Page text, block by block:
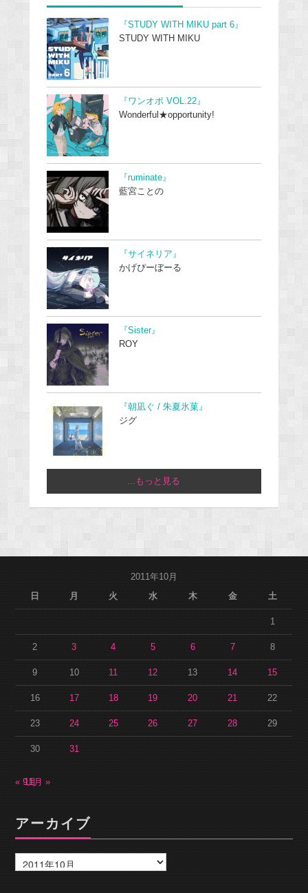
『STUDY WITH MIKU part 6』
STUDY WITH MIKU
『ワンオポ VOL.22』
Wonderful★opportunity!
『ruminate』
藍宮ことの
『サイネリア』
かげぴーぼーる
『Sister』
ROY
『朝凪ぐ / 朱夏氷菓』
ジグ
...もっと見る
2011年10月
日
月 火 水 木 金 土
1
2 3 4 5 6 7 8
9 10 11 12 13 14 15
16 17 18 19 20 21 22
23 24 25 26 27 28 29
30 31
« 9月
11月 »
アーカイブ
ー
カ